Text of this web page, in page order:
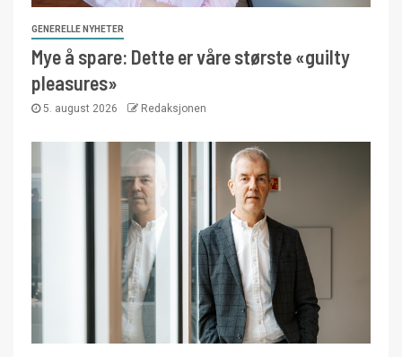
GENERELLE NYHETER
Mye å spare: Dette er våre største «guilty
pleasures»
5. august 2026 Redaksjonen